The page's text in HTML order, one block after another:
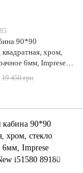
90*90
квадратная, хром,
6мм, Imprese
i51380
19 450 грн